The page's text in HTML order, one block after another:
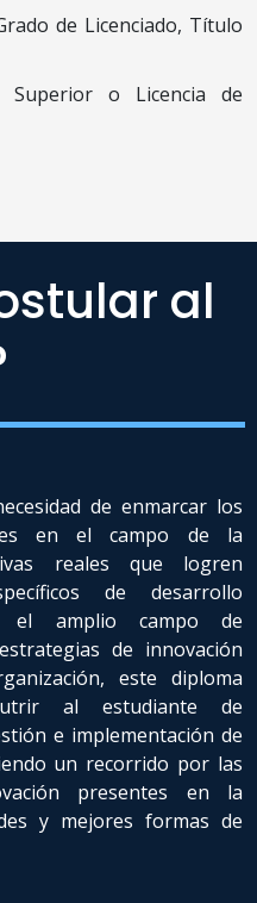
de Licenciado, Título
o Licencia de
de enmarcar los
en el campo de la
reales que logren
de desarrollo
el amplio campo de
de innovación
este diploma
al estudiante de
e implementación de
un recorrido por las
presentes en la
y mejores formas de
al